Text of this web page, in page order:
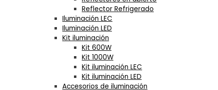
Reflector Refrigerado
Iluminación LEC
Iluminación LED
Kit iluminación
Kit 600W
Kit 1000W
Kit iluminación LEC
Kit iluminación LED
Accesorios de iluminación